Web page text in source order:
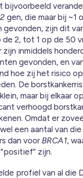
gen, die maar bij ~1
gevonden, zijn dit
de 2, tot 1 op de 50
zijn inmiddels
gevonden, en
hoe zij het risico
De
maar bij elkaar
verhoogd
Omdat er
een aantal van
dan voor BRCA1,
zijn.
profiel van al die